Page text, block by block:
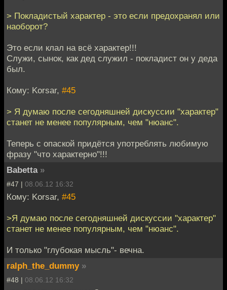
> Покладистый характер - это если предохранял или
наоборот?
Это если клал на всё характер!!!
Служи, сынок, как дед служил - покладист он у деда
был.
Кому: Korsar, #45
> Я думаю после сегодняшней дискуссии "характер"
станет не менее популярным, чем "нюанс".
Теперь с опаской придётся употреблять любимую
фразу "что характерно"!!!
Babetta »
#47 | 08.06.12 16:32
Кому: Korsar, #45
>Я думаю после сегодняшней дискуссии "характер"
станет не менее популярным, чем "нюанс".
И только "глубокая мысль"- вечна.
ralph_the_dummy »
#48 | 08.06.12 16:32